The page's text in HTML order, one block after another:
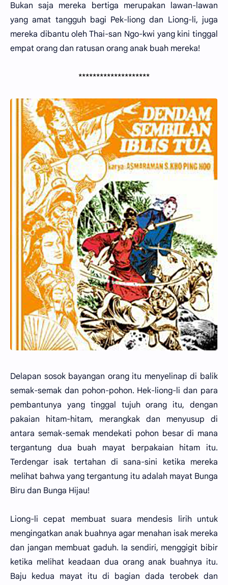
Bukan saja mereka bertiga merupakan lawan-lawan
yang amat tangguh bagi Pek-liong dan Liong-li, juga
mereka dibantu oleh Thai-san Ngo-kwi yang kini tinggal
empat orang dan ratusan orang anak buah mereka!
********************
Delapan sosok bayangan orang itu menyelinap di balik
semak-semak dan pohon-pohon. Hek-liong-li dan para
pembantunya yang tinggal tujuh orang itu, dengan
pakaian hitam-hitam, merangkak dan menyusup di
antara semak-semak mendekati pohon besar di mana
tergantung dua buah mayat berpakaian hitam itu.
Terdengar isak tertahan di sana-sini ketika mereka
melihat bahwa yang tergantung itu adalah mayat Bunga
Biru dan Bunga Hijau!
Liong-li cepat membuat suara mendesis lirih untuk
mengingatkan anak buahnya agar menahan isak mereka
dan jangan membuat gaduh. Ia sendiri, menggigit bibir
ketika melihat keadaan dua orang anak buahnya itu.
Baju kedua mayat itu di bagian dada terobek dan